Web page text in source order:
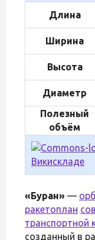
Длина
Ширина
Высота
Диаметр
Полезный
объём
Викискладе
«Буран» —
ракетоплан
транспортной
созданный в